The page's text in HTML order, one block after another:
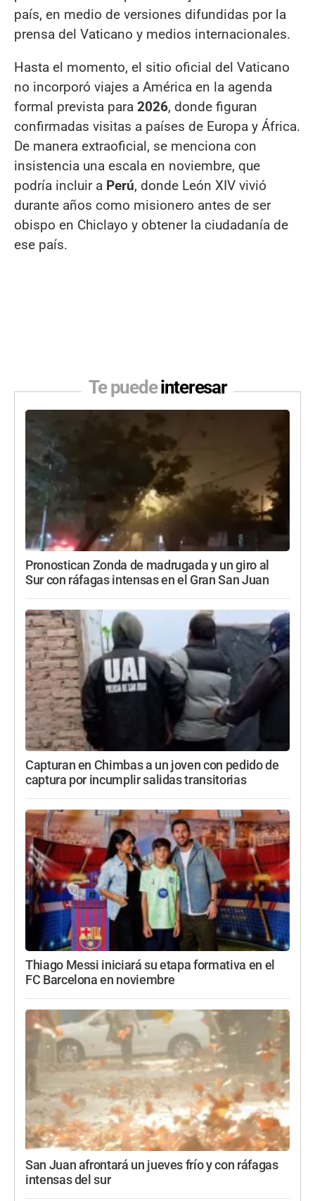
país, en medio de versiones difundidas por la
prensa del Vaticano y medios internacionales.
Hasta el momento, el sitio oficial del Vaticano
no incorporó viajes a América en la agenda
formal prevista para 2026, donde figuran
confirmadas visitas a países de Europa y África.
De manera extraoficial, se menciona con
insistencia una escala en noviembre, que
podría incluir a Perú, donde León XIV vivió
durante años como misionero antes de ser
obispo en Chiclayo y obtener la ciudadanía de
ese país.
Te puedeinteresar
Pronostican Zonda de madrugada y un giro al
Sur con ráfagas intensas en el Gran San Juan
Capturan en Chimbas a un joven con pedido de
captura por incumplir salidas transitorias
Thiago Messi iniciará su etapa formativa en el
FC Barcelona en noviembre
San Juan afrontará un jueves frío y con ráfagas
intensas del sur